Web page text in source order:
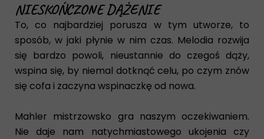
NIESKOŃCZONE DĄŻENIE
To, co najbardziej porusza w tym utworze, to
sposób, w jaki płynie w nim czas. Melodia rozwija
się bardzo powoli, nieustannie do czegoś dąży,
wspina się, by niemal dotknąć celu, po czym znów
się cofa i zaczyna wspinaczkę od nowa.
Mahler mistrzowsko gra naszym oczekiwaniem.
Nie daje nam natychmiastowego ukojenia czy